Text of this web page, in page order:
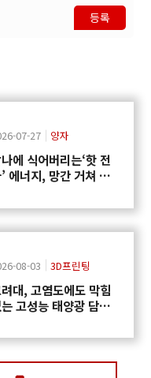
등록
07-27 양자
에 식어버리는‘핫 전
에너지, 망간 거쳐 화
08-03 3D프린팅
대, 고염도에도 막힘
고성능 태양광 담수